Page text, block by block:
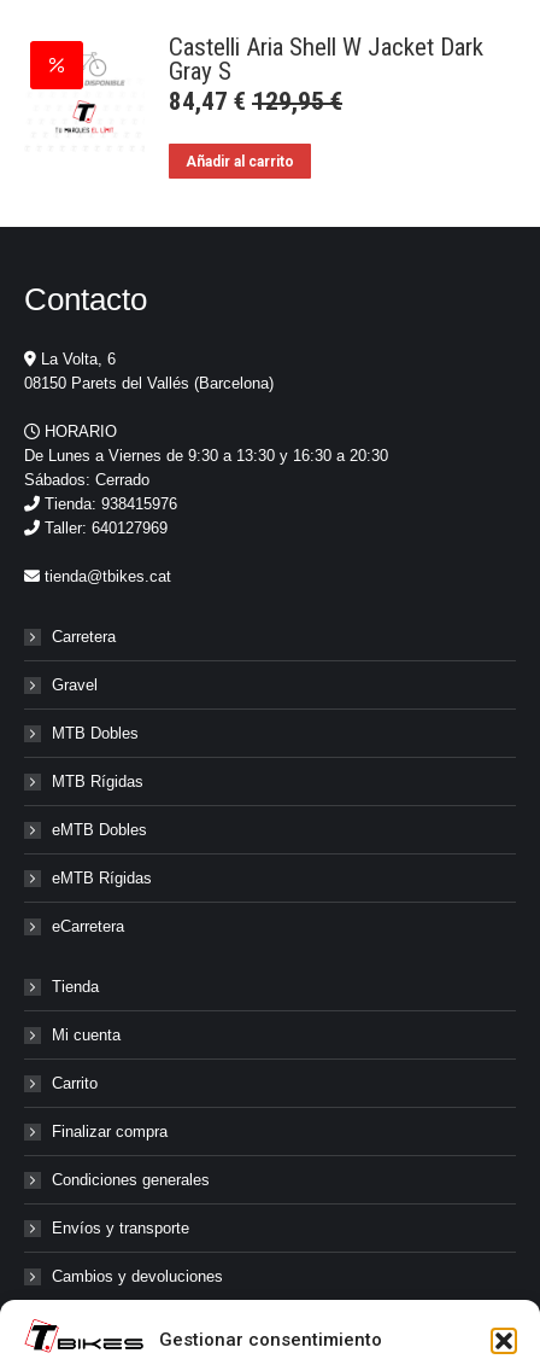
Gestionar consentimiento
Castelli Aria Shell W Jacket Dark
Gray S
84,47 € 129,95€
Añadir al carrito
Contacto
La Volta, 6
08150 Parets del Vallés (Barcelona)
HORARIO
De Lunes a Viernes de 9:30 a 13:30 y 16:30 a 20:30
Sábados: Cerrado
Tienda: 938415976
Taller: 640127969
tienda@tbikes.cat
Carretera
Gravel
MTB Dobles
MTB Rígidas
eMTB Dobles
eMTB Rígidas
eCarretera
Tienda
Mi cuenta
Carrito
Finalizar compra
Condiciones generales
Envíos y transporte
Cambios y devoluciones